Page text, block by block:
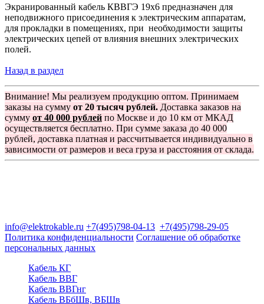
Экранированный кабель КВВГЭ 19х6 предназначен для
неподвижного присоединения к электрическим аппаратам,
для прокладки в помещениях, при необходимости защиты
электрических цепей от влияния внешних электрических
полей.
Назад в раздел
Внимание! Мы реализуем продукцию оптом. Принимаем
заказы на сумму от 20 тысяч рублей. Доставка заказов на
сумму от 40 000 рублей по Москве и до 10 км от МКАД
осуществляется бесплатно. При сумме заказа до 40 000
рублей, доставка платная и рассчитывается индивидуально в
зависимости от размеров и веса груза и расстояния от склада.
info@elektrokable.ru +7(495)798-04-13 +7(495)798-29-05
Политика конфиденциальности Соглашение об обработке
персональных данных
Кабель КГ
Кабель ВВГ
Кабель ВВГнг
Кабель ВБбШв, ВБШв